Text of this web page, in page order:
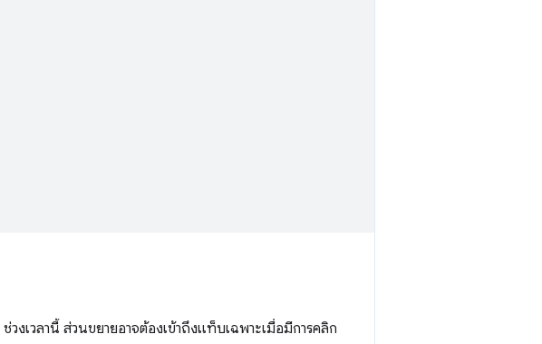
ช่วงเวลานี้ ส่วนขยายอาจต้องเข้าถึงแท็บเฉพาะเมื่อมีการคลิก